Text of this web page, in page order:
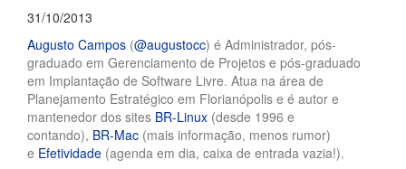
31/10/2013
Augusto Campos (@augustocc) é Administrador, pós-
graduado em Gerenciamento de Projetos e pós-graduado
em Implantação de Software Livre. Atua na área de
Planejamento Estratégico em Florianópolis e é autor e
mantenedor dos sites BR-Linux (desde 1996 e
contando), BR-Mac (mais informação, menos rumor)
e Efetividade (agenda em dia, caixa de entrada vazia!).